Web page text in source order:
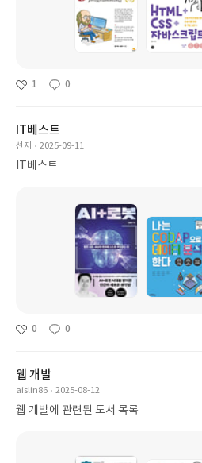
1 0
IT베스트
선재 2025-09-11
IT베스트
0 0
웹 개발
aislin86 2025-08-12
웹 개발에 관련된 도서 목록